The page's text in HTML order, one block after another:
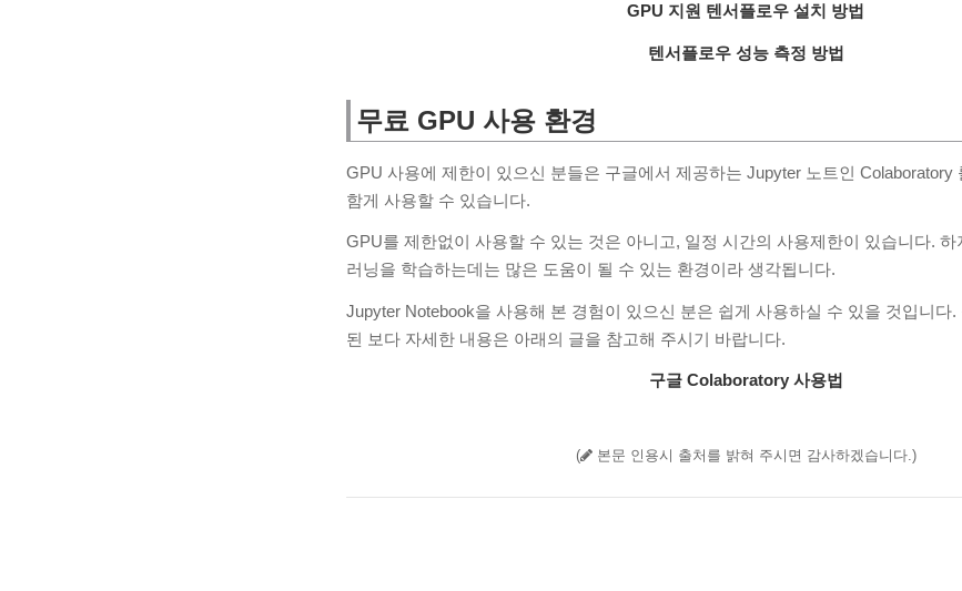
GPU 지원 텐서플로우 설치 방법
텐서플로우 성능 측정 방법
무료 GPU 사용 환경
GPU 사용에 제한이 있으신 분들은 구글에서 제공하는 Jupyter 노트인 Colaboratory
함게 사용할 수 있습니다.
GPU를 제한없이 사용할 수 있는 것은 아니고, 일정 시간의 사용제한이 있습니다. 하
러닝을 학습하는데는 많은 도움이 될 수 있는 환경이라 생각됩니다.
Jupyter Notebook을 사용해 본 경험이 있으신 분은 쉽게 사용하실 수 있을 것입니다.
된 보다 자세한 내용은 아래의 글을 참고해 주시기 바랍니다.
구글 Colaboratory 사용법
( 본문 인용시 출처를 밝혀 주시면 감사하겠습니다.)